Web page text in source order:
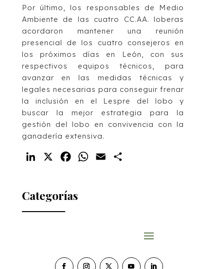
Por último, los responsables de Medio
Ambiente de las cuatro CC.AA. loberas
acordaron mantener una reunión
presencial de los cuatro consejeros en
los próximos días en León, con sus
respectivos equipos técnicos, para
avanzar en las medidas técnicas y
legales necesarias para conseguir frenar
la inclusión en el Lespre del lobo y
buscar la mejor estrategia para la
gestión del lobo en convivencia con la
ganadería extensiva.
LinkedIn FacebookWhatsApp
Email
Categorías